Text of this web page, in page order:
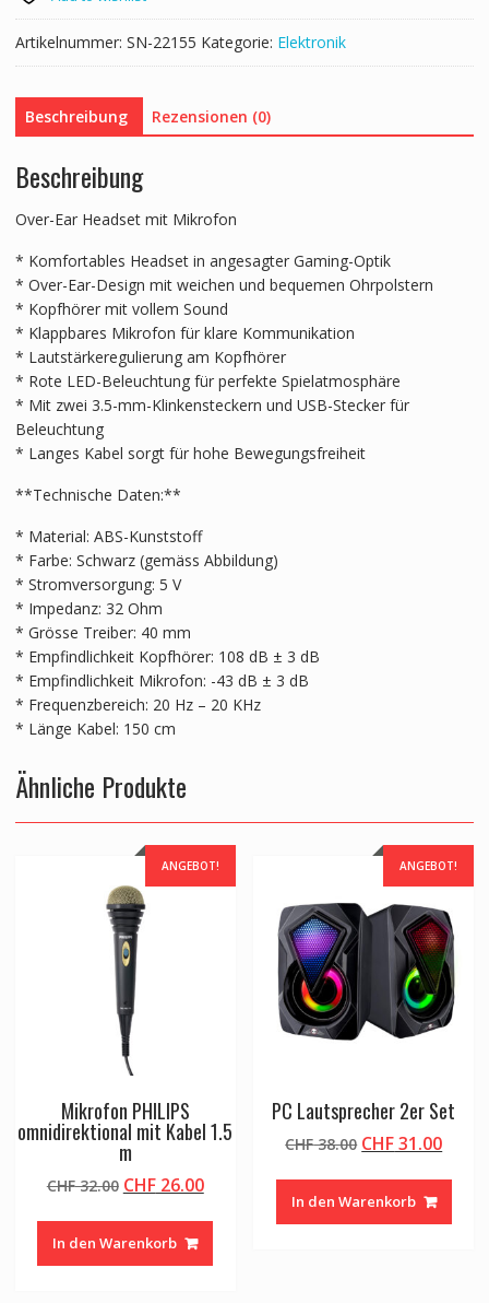
Artikelnummer: SN-22155 Kategorie: Elektronik
Beschreibung Rezensionen (0)
Beschreibung
Over-Ear Headset mit Mikrofon
* Komfortables Headset in angesagter Gaming-Optik
* Over-Ear-Design mit weichen und bequemen Ohrpolstern
* Kopfhörer mit vollem Sound
* Klappbares Mikrofon für klare Kommunikation
* Lautstärkeregulierung am Kopfhörer
* Rote LED-Beleuchtung für perfekte Spielatmosphäre
* Mit zwei 3.5-mm-Klinkensteckern und USB-Stecker für
Beleuchtung
* Langes Kabel sorgt für hohe Bewegungsfreiheit
**Technische Daten:**
* Material: ABS-Kunststoff
* Farbe: Schwarz (gemäss Abbildung)
* Stromversorgung: 5 V
* Impedanz: 32 Ohm
* Grösse Treiber: 40 mm
* Empfindlichkeit Kopfhörer: 108 dB ± 3 dB
* Empfindlichkeit Mikrofon: -43 dB ± 3 dB
* Frequenzbereich: 20 Hz – 20 KHz
* Länge Kabel: 150 cm
Ähnliche Produkte
ANGEBOT!
Mikrofon PHILIPS
omnidirektional mit Kabel 1.5
m
CHF32.00 Ursprünglicher
war:
CHF 32.00
CHF26.00Aktueller
In den Warenkorb
ANGEBOT!
PC Lautsprecher 2er Set
CHF38.00 Ursprünglicher
war:
CHF 38.00
CHF31.00
In den Warenkorb